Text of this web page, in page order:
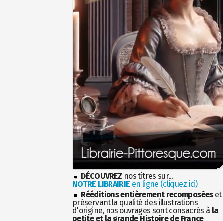
DÉCOUVREZ nos titres sur...
NOTRE LIBRAIRIE en ligne (cliquez ici)
Rééditions entièrement recomposéeset
préservant la qualité des illustrations
d'origine, nos ouvrages sont consacrés à la
petite et la grande Histoire de France